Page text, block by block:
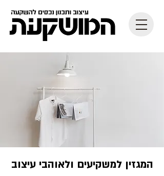
המגזין למשקיעים ולאוהבי עיצוב